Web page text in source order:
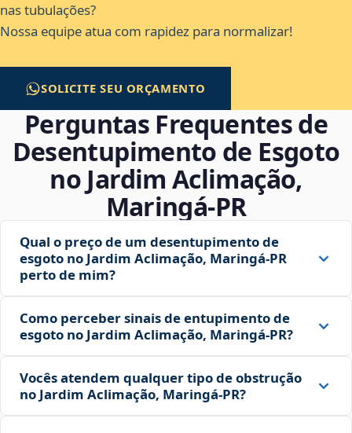
nas tubulações?
Nossa equipe atua com rapidez para normalizar!
SOLICITE SEU ORÇAMENTO
Perguntas Frequentes de
Desentupimento de Esgoto
no Jardim Aclimação,
Maringá‑PR
Qual o preço de um desentupimento de
esgoto no Jardim Aclimação, Maringá‑PR
perto de mim?
Como perceber sinais de entupimento de
esgoto no Jardim Aclimação, Maringá‑PR?
Vocês atendem qualquer tipo de obstrução
no Jardim Aclimação, Maringá‑PR?